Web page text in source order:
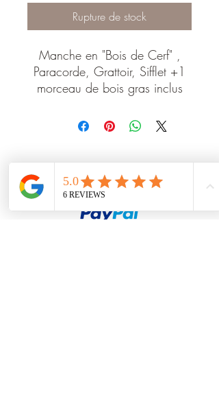
Rupture de stock
Manche en "Bois de Cerf" ,
Paracorde, Grattoir, Sifflet +1
morceau de bois gras inclus